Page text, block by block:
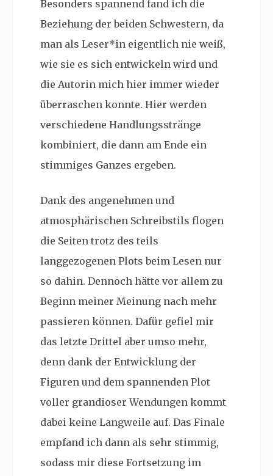
Besonders spannend fand ich die
Beziehung der beiden Schwestern, da
man als Leser*in eigentlich nie weiß,
wie sie es sich entwickeln wird und
die Autorin mich hier immer wieder
überraschen konnte. Hier werden
verschiedene Handlungsstränge
kombiniert, die dann am Ende ein
stimmiges Ganzes ergeben.
Dank des angenehmen und
atmosphärischen Schreibstils flogen
die Seiten trotz des teils
langgezogenen Plots beim Lesen nur
so dahin. Dennoch hätte vor allem zu
Beginn meiner Meinung nach mehr
passieren können. Dafür gefiel mir
das letzte Drittel aber umso mehr,
denn dank der Entwicklung der
Figuren und dem spannenden Plot
voller grandioser Wendungen kommt
dabei keine Langweile auf. Das Finale
empfand ich dann als sehr stimmig,
sodass mir diese Fortsetzung im